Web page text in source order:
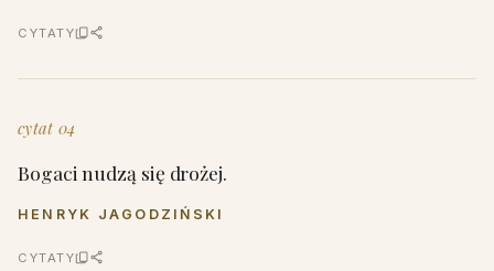
CYTATY
cytat 04
Bogaci nudzą się drożej.
HENRYK JAGODZIŃSKI
CYTATY